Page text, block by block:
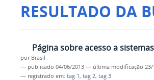
RESULTADO DA
Página sobre acesso a sistemas
por Brasil
— publicado 04/06/2013 — última modificação 23/
— registrado em: tag 1, tag 2, tag 3